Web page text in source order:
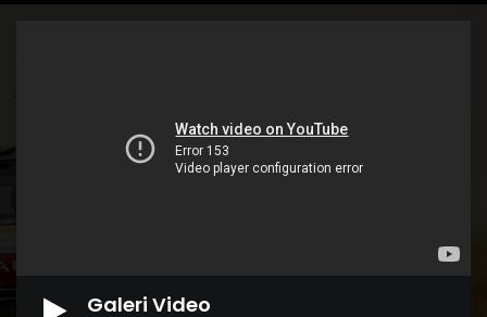
Galeri Video